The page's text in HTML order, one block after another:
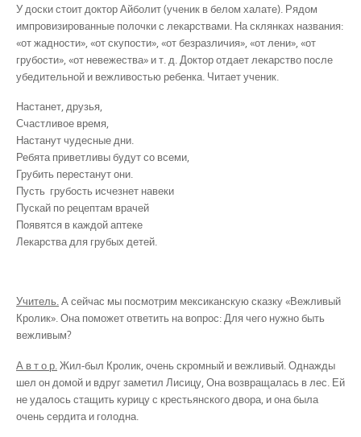
У доски стоит доктор Айболит (ученик в белом халате). Рядом
импровизированные полочки с лекарствами. На склянках названия:
«от жадности», «от скупости», «от безразличия», «от лени», «от
грубости», «от невежества» и т. д. Доктор отдает лекарство после
убедительной и вежливостью ребенка. Читает ученик.
Настанет, друзья,
Счастливое время,
Настанут чудесные дни.
Ребята приветливы будут со всеми,
Грубить перестанут они.
Пусть грубость исчезнет навеки
Пускай по рецептам врачей
Появятся в каждой аптеке
Лекарства для грубых детей.
Учитель.А сейчас мы посмотрим мексиканскую сказку «Вежливый
Кролик». Она поможет ответить на вопрос: Для чего нужно быть
вежливым?
А в т о р. Жил-был Кролик, очень скромный и вежливый. Однажды
шел он домой и вдруг заметил Лисицу, Она возвращалась в лес. Ей
не удалось стащить курицу с крестьянского двора, и она была
очень сердита и голодна.